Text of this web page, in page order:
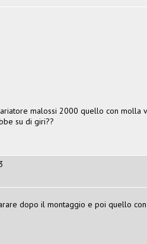
malossi 2000 quello con molla
su di giri??
dopo il montaggio e poi quello